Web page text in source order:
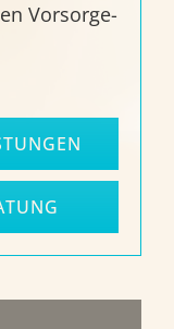
Vorsorge-